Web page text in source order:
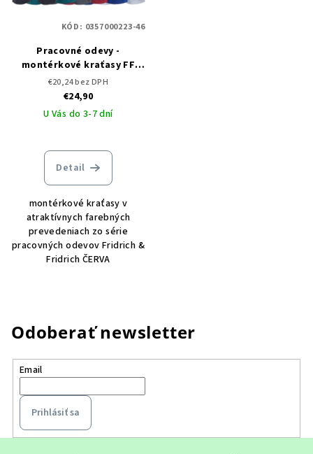
Pracovné odevy -
montérkové kraťasy FF
CARL BE-01-009
€20,24 bez DPH
€24,90
U Vás do 3-7 dní
Detail
montérkové kraťasy v
atraktívnych farebných
prevedeniach zo série
pracovných odevov Fridrich &
Fridrich ČERVA
KÓD: 0357000223-46
Odoberať newsletter
Email
Prihlásiť sa